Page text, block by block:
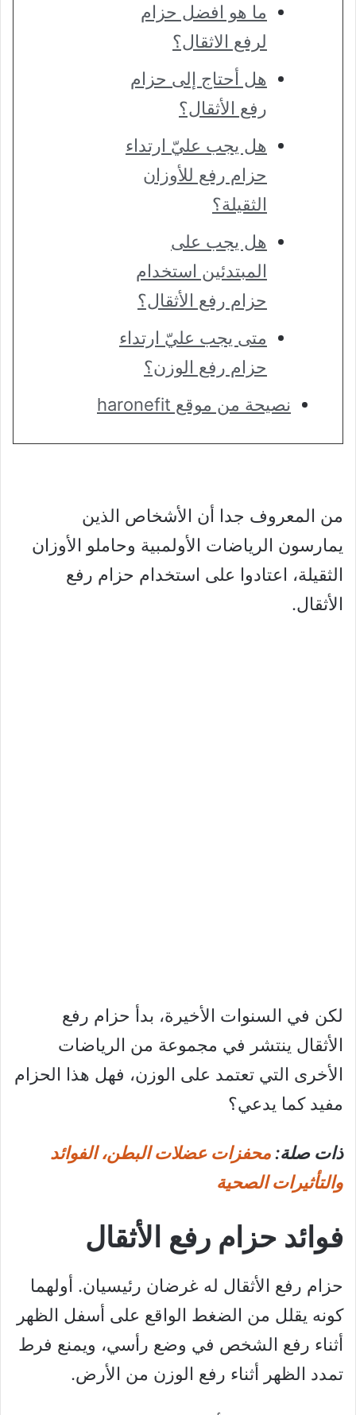
ما هو افضل حزام
لرفع الاثقال؟
هل أحتاج إلى حزام
رفع الأثقال؟
هل يجب عليّ ارتداء
حزام رفع للأوزان
الثقيلة؟
هل يجب على
المبتدئين استخدام
حزام رفع الأثقال؟
متى يجب عليّ ارتداء
حزام رفع الوزن؟
نصيحة من موقع haronefit
من المعروف جدا أن الأشخاص الذين
يمارسون الرياضات الأولمبية وحاملو الأوزان
الثقيلة، اعتادوا على استخدام حزام رفع
الأثقال.
لكن في السنوات الأخيرة، بدأ حزام رفع
الأثقال ينتشر في مجموعة من الرياضات
الأخرى التي تعتمد على الوزن، فهل هذا الحزام
مفيد كما يدعي؟
ذات صلة:محفزات عضلات البطن، الفوائد
والتأثيرات الصحية
فوائد حزام رفع الأثقال
حزام رفع الأثقال له غرضان رئيسيان. أولهما
كونه يقلل من الضغط الواقع على أسفل الظهر
أثناء رفع الشخص في وضع رأسي، ويمنع فرط
تمدد الظهر أثناء رفع الوزن من الأرض.